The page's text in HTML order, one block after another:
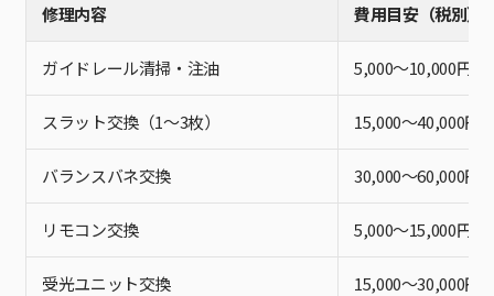
修理内容 費用目安（税別）
ガイドレール清掃・注油 5,000〜10,000円
スラット交換（1〜3枚） 15,000〜40,000円
バランスバネ交換 30,000〜60,000円
リモコン交換 5,000〜15,000円
受光ユニット交換 15,000〜30,000円